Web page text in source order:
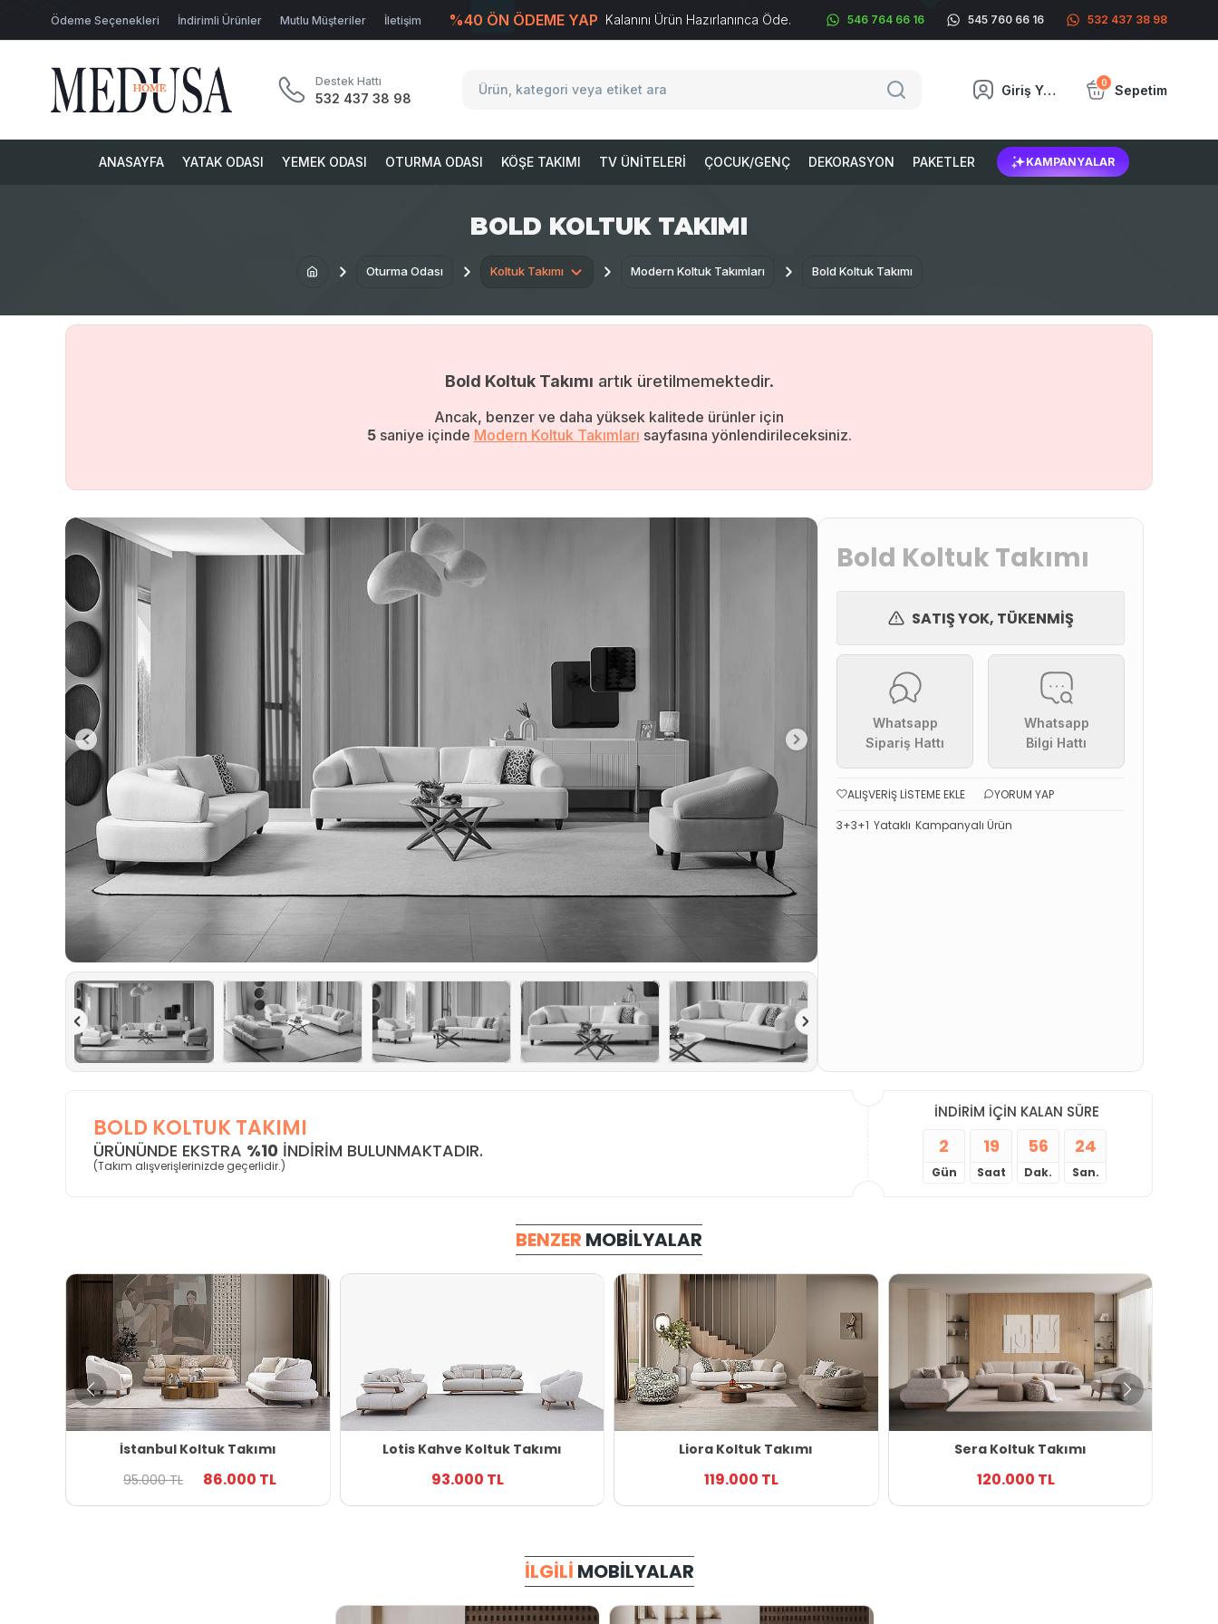
Ödeme Seçenekleri İndirimli Ürünler Mutlu Müşteriler İletişim %40 ÖN ÖDEME YAP Kalanını Ürün Hazırlanınca Öde. 546 764 66 16 545 760 66 16 532 437 38 98
Destek Hattı
532 437 38 98
Giriş Yap 0 Sepetim
ANASAYFA YATAK ODASI YEMEK ODASI OTURMA ODASI KÖŞE TAKIMI TV ÜNITELERI ÇOCUK/GENÇ DEKORASYON PAKETLER KAMPANYALAR
BOLD KOLTUK TAKIMI
Oturma Odası Koltuk Takımı Modern Koltuk Takımları Bold Koltuk Takımı
Bold Koltuk Takımı artık üretilmemektedir.
Ancak, benzer ve daha yüksek kalitede ürünler için
4saniye içinde Modern Koltuk Takımları sayfasına yönlendirileceksiniz.
Bold Koltuk Takımı
SATIŞ YOK, TÜKENMIŞ
Whatsapp
Sipariş Hattı
Whatsapp
Bilgi Hattı
ALIŞVERIŞ LISTEME EKLE
YORUM YAP
3+3+1 Yataklı Kampanyalı Ürün
BOLD KOLTUK TAKIMI
ÜRÜNÜNDE EKSTRA %10 INDIRIM BULUNMAKTADIR.
(Takım alışverişlerinizde geçerlidir.)
İNDİRİM İÇİN KALAN SÜRE
2
Gün
19
Saat
56
Dak.
24
San.
BENZER MOBILYALAR
İstanbul Koltuk Takımı
95.000 TL
86.000 TL
Lotis Kahve Koltuk Takımı
93.000 TL
Liora Koltuk Takımı
119.000 TL
Sera Koltuk Takımı
120.000 TL
İLGILI MOBILYALAR
T-Soft E-TicaretSistemleriyle Hazırlanmıştır.